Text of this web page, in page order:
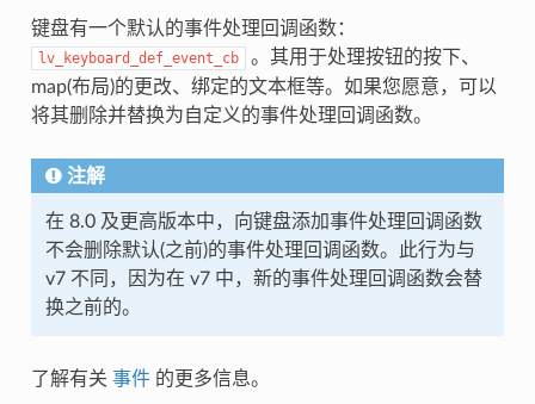
键盘有一个默认的事件处理回调函数：
lv_keyboard_def_event_cb
。其用于处理按钮的按下、
map(布局)的更改、绑定的文本框等。如果您愿意，可以
将其删除并替换为自定义的事件处理回调函数。
注解
在 8.0 及更高版本中，向键盘添加事件处理回调函数
不会删除默认(之前)的事件处理回调函数。此行为与
v7 不同，因为在 v7 中，新的事件处理回调函数会替
换之前的。
了解有关 事件的更多信息。